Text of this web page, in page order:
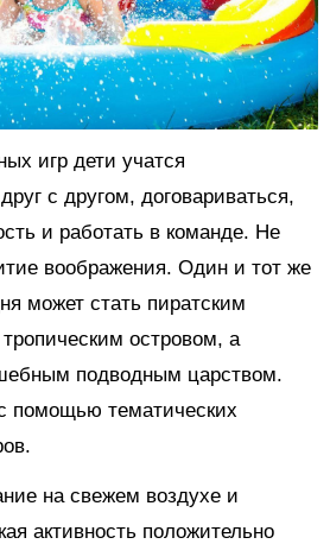
игр дети учатся
с другом, договариваться,
и работать в команде. Не
воображения. Один и тот же
может стать пиратским
островом, а
подводным царством.
помощью тематических
на свежем воздухе и
активность положительно